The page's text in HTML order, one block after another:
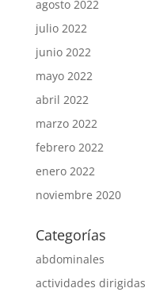
agosto 2022
julio 2022
junio 2022
mayo 2022
abril 2022
marzo 2022
febrero 2022
enero 2022
noviembre 2020
Categorías
abdominales
actividades dirigidas